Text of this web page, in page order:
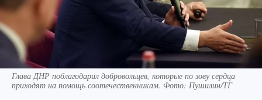
Глава ДНР поблагодарил добровольцев, которые по зову сердца
приходят на помощь соотечественникам. Фото: Пушилин/ТГ